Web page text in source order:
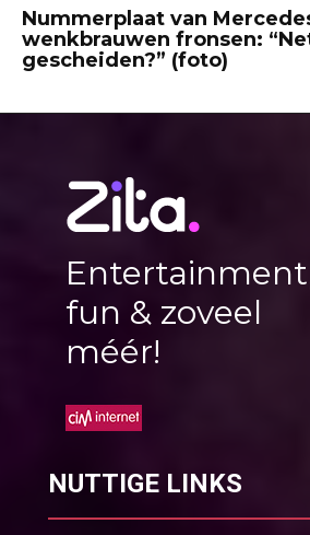
Nummerplaat van
wenkbrauwen fronsen:
gescheiden?” (foto)
fun & zoveel
méér!
NUTTIGE LINKS